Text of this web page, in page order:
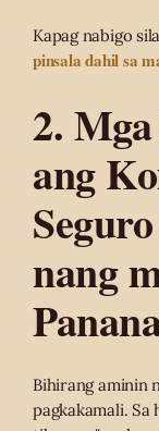
Kapag nabigo
pinsala dahil sa
2.
ang
nang
Bihirang aminin
pagkakamali. Sa